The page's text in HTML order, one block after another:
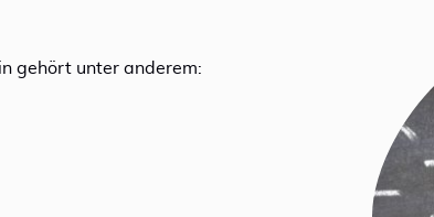
gehört unter anderem: